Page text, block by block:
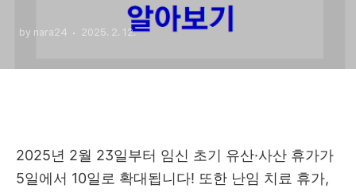
by nara24 2025. 2. 12.
2025년 2월 23일부터 임신 초기 유산·사산 휴가가
5일에서 10일로 확대됩니다! 또한 난임 치료 휴가,